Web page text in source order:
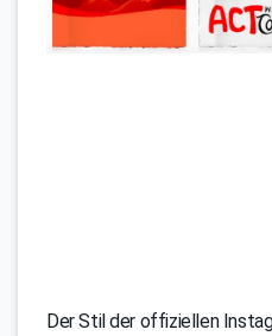
Der Stil der offiziellen